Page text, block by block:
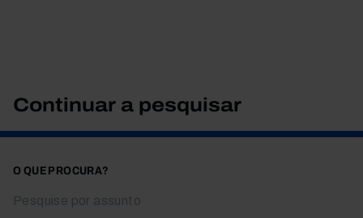
Continuar a pesquisar
O QUE PROCURA?